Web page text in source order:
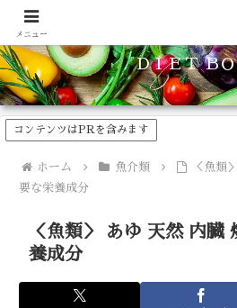
食品のカロリーや糖質などの栄養素が
ＤＩＥＴ Ｂ
コンテンツはPRを含みます
ホーム 魚介類
＜魚類
要な栄養成分
＜魚類＞ あゆ 天然 内臓
養成分
メニュー